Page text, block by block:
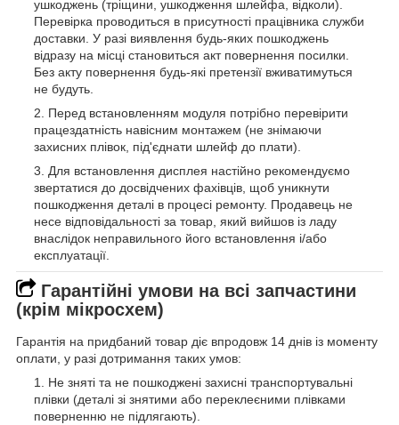
ушкоджень (тріщини, ушкодження шлейфа, відколи).
Перевірка проводиться в присутності працівника служби
доставки. У разі виявлення будь-яких пошкоджень
відразу на місці становиться акт повернення посилки.
Без акту повернення будь-які претензії вживатимуться
не будуть.
Перед встановленням модуля потрібно перевірити
працездатність навісним монтажем (не знімаючи
захисних плівок, під'єднати шлейф до плати).
Для встановлення дисплея настійно рекомендуємо
звертатися до досвідчених фахівців, щоб уникнути
пошкодження деталі в процесі ремонту. Продавець не
несе відповідальності за товар, який вийшов із ладу
внаслідок неправильного його встановлення і/або
експлуатації.
Гарантійні умови на всі запчастини
(крім мікросхем)
Гарантія на придбаний товар діє впродовж 14 днів із моменту
оплати, у разі дотримання таких умов:
Не зняті та не пошкоджені захисні транспортувальні
плівки (деталі зі знятими або переклеєними плівками
поверненню не підлягають).